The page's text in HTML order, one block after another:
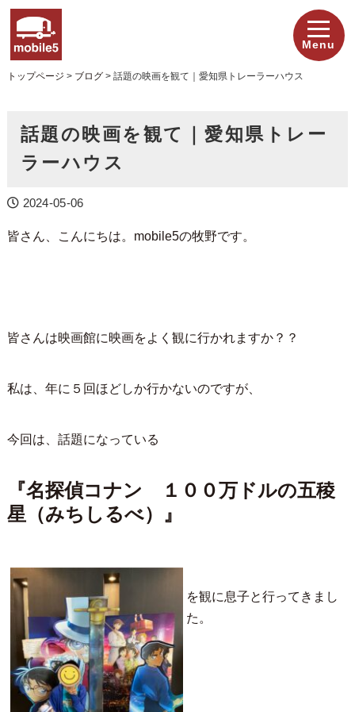
Menu
トップページ > ブログ> 話題の映画を観て｜愛知県トレーラーハウス
話題の映画を観て｜愛知県トレー
ラーハウス
2024-05-06
皆さん、こんにちは。mobile5の牧野です。
皆さんは映画館に映画をよく観に行かれますか？？
私は、年に５回ほどしか行かないのですが、
今回は、話題になっている
『名探偵コナン １００万ドルの五稜
星（みちしるべ）』
を観に息子と行ってきまし
た。